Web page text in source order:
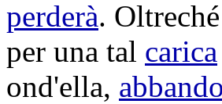
perderà. Oltreché
per una tal carica
ond'ella,